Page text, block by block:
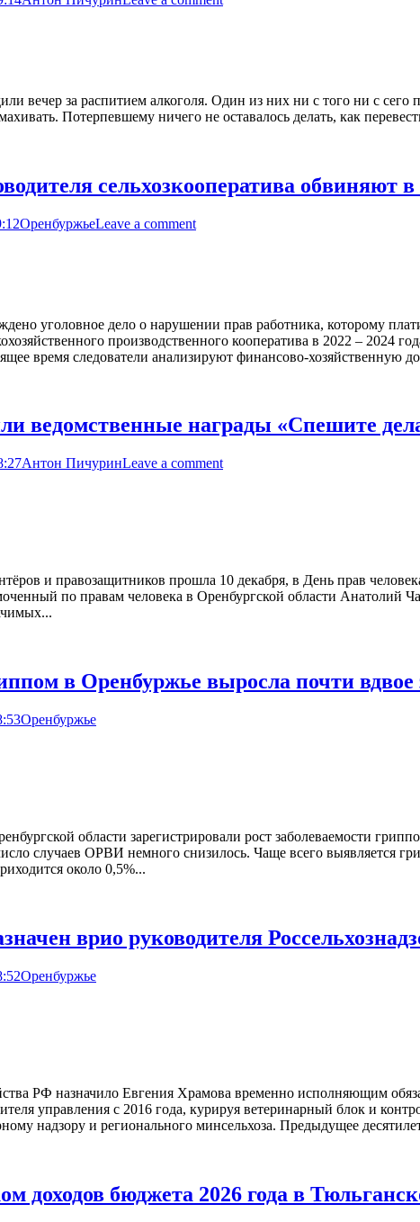
вечер за распитием алкоголя. Один из них ни с того ни с
Потерпевшему ничего не оставалось делать, как
сельхозкооператива
ОренбуржьеLeave a comment
уголовное дело о нарушении прав работника, которому
производственного кооператива в 2022 – 2024
время следователи анализируют финансово-хозяйственную
ведомственные награды «Спешите
Антон ПичуринLeave a comment
и правозащитников прошла 10 декабря, в День прав
по правам человека в Оренбургской области Анатолий
в Оренбуржье выросла почти вдвое
Оренбуржье
области зарегистрировали рост заболеваемости
случаев ОРВИ немного снизилось. Чаще всего выявляется
около 0,5%...
врио руководителя
Оренбуржье
РФ назначило Евгения Храмова временно исполняющим
управления с 2016 года, курируя ветеринарный блок и
надзору и регионального минсельхоза. Предыдущее
доходов бюджета 2026 года в